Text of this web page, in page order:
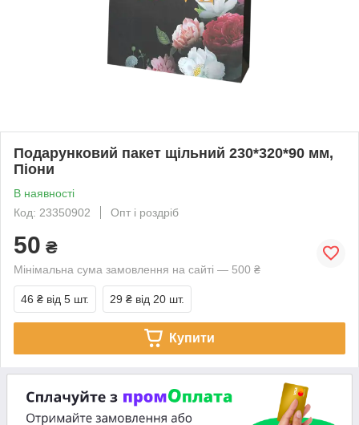
Подарунковий пакет щільний 230*320*90 мм,
Піони
В наявності
Код: 23350902
Опт і роздріб
50 ₴
Мінімальна сума замовлення на сайті — 500 ₴
46 ₴ від 5 шт. 29 ₴ від 20 шт.
Купити